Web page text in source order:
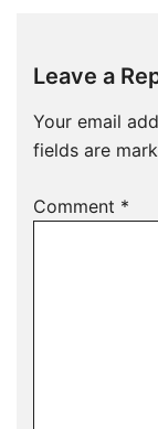
Leave a
Your email
fields are
Comment *